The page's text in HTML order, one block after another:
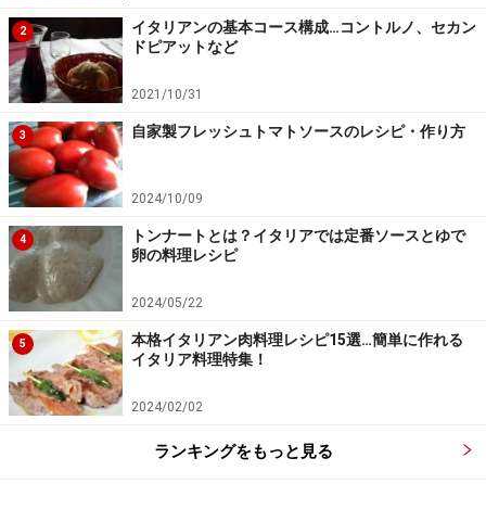
2
イタリアンの基本コース構成…コントルノ、セカン
ドピアットなど
2021/10/31
3 自家製フレッシュトマトソースのレシピ・作り方
2024/10/09
4
トンナートとは？イタリアでは定番ソースとゆで
卵の料理レシピ
2024/05/22
5
本格イタリアン肉料理レシピ15選…簡単に作れる
イタリア料理特集！
2024/02/02
ランキングをもっと見る